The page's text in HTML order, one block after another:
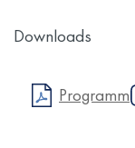
Downloads
Programm